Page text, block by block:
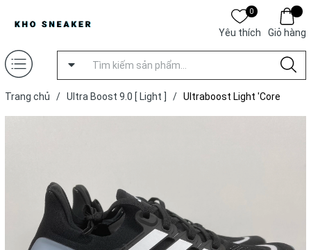
0
Yêu thích Giỏ hàng
Trang chủ / Ultra Boost 9.0 [ Light ] / Ultraboost Light 'Core